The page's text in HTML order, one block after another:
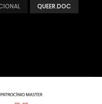
QUEER.DOC